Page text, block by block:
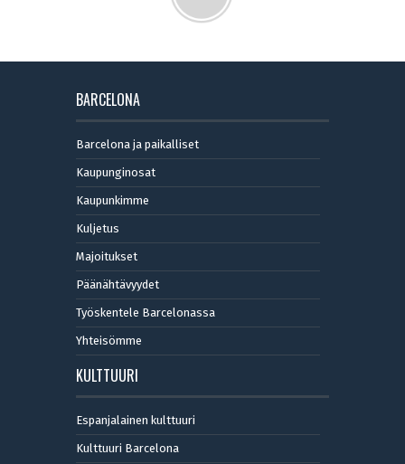
BARCELONA
Barcelona ja paikalliset
Kaupunginosat
Kaupunkimme
Kuljetus
Majoitukset
Päänähtävyydet
Työskentele Barcelonassa
Yhteisömme
KULTTUURI
Espanjalainen kulttuuri
Kulttuuri Barcelona